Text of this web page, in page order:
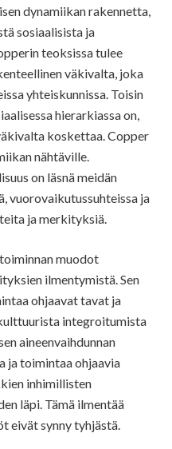
dynamiikan rakennetta,
sosiaalisista ja
teoksissa tulee
väkivalta, joka
yhteiskunnissa. Toisin
hierarkiassa on,
koskettaa. Copper
nähtäville.
on läsnä meidän
vuorovaikutussuhteissa ja
ja merkityksiä.
muodot
ilmentymistä. Sen
ohjaavat tavat ja
integroitumista
aineenvaihdunnan
ja toimintaa ohjaavia
inhimillisten
läpi. Tämä ilmentää
eivät synny tyhjästä.